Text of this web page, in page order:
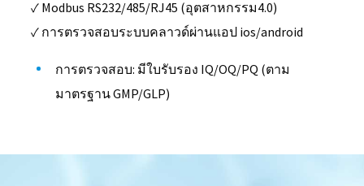
✓ Modbus RS232/485/RJ45 (อุตสาหกรรม4.0)
✓ การตรวจสอบระบบคลาวด์ผ่านแอป ios/android
การตรวจสอบ: มีใบรับรอง IQ/OQ/PQ (ตาม
มาตรฐาน GMP/GLP)